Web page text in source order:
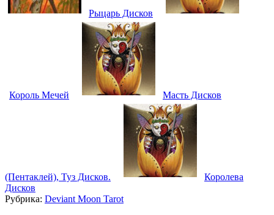
Рыцарь Дисков
Король Мечей Масть Дисков
(Пентаклей), Туз Дисков.
Королева
Дисков
Рубрика: Deviant Moon Tarot